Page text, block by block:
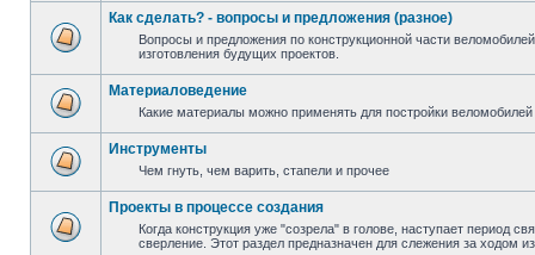
Как сделать? - вопросы и предложения (разное)
Вопросы и предложения по конструкционной части
изготовления будущих проектов.
Материаловедение
Какие материалы можно применять для постройки
Инструменты
Чем гнуть, чем варить, стапели и прочее
Проекты в процессе создания
Когда конструкция уже "созрела" в голове, наступает период
сверление. Этот раздел предназначен для слежения за ходом